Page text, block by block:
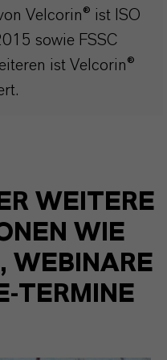
Velcorin® ist ISO
sowie FSSC
ist Velcorin®
WEITERE
WIE
WEBINARE
TERMINE